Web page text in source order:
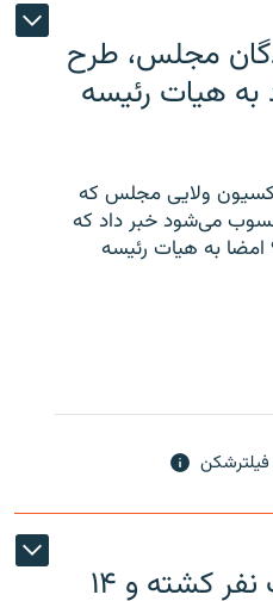
مجلس، طرح
به هیات رئیسه
ولایی مجلس که
می‌شود خبر داد که
طرح استیضاح وزیر اقتصاد با ۹۰ امضا به هیات رئیسه
تیراندازی در تورنتو یک نفر کشته و ۱۴